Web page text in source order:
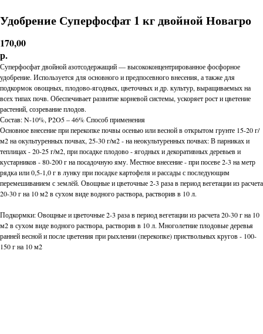
Удобрение Суперфосфат 1 кг двойной Новагро
170,00
р.
Суперфосфат двойной азотсодержащий — высококонцентрированное фосфорное
удобрение. Используется для основного и предпосевного внесения, а также для
подкормок овощных, плодово-ягодных, цветочных и др. культур, выращиваемых на
всех типах почв. Обеспечивает развитие корневой системы, ускоряет рост и цветение
растений, созревание плодов.
Состав: N-10%, P2O5 – 46% Способ применения
Основное внесение при перекопке почвы осенью или весной в открытом грунте 15-20 г/
м2 на окультуренных почвах, 25-30 г/м2 - на неокультуренных почвах: В парниках и
теплицах - 20-25 г/м2, при посадке плодово - ягодных и декоративных деревьев и
кустарников - 80-200 г на посадочную яму. Местное внесение - при посеве 2-3 на метр
рядка или 0,5-1,0 г в лунку при посадке картофеля и рассады с последующим
перемешиванием с землёй. Овощные и цветочные 2-3 раза в период вегетации из расчета
20-30 г на 10 м2 в сухом виде водного раствора, растворив в 10 л.
Подкормки: Овощные и цветочные 2-3 раза в период вегетации из расчета 20-30 г на 10
м2 в сухом виде водного раствора, растворив в 10 л. Многолетние плодовые деревья
ранней весной и после цветения при рыхлении (перекопке) приствольных кругов - 100-
150 г на 10 м2